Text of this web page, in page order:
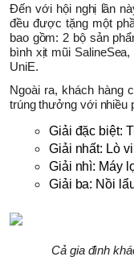
Đến với hội nghị lần
đều được tặng một
bao gồm: 2 bộ sản
bình xịt mũi
UniE.
Ngoài ra, khách hàng
trúng thưởng với nhiều
Giải đặc biệt:
Giải nhất: Lò
Giải nhì: Máy
Giải ba: Nồi
Cả gia đình